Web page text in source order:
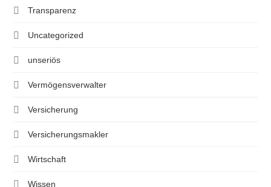
Transparenz
Uncategorized
unseriös
Vermögensverwalter
Versicherung
Versicherungsmakler
Wirtschaft
Wissen